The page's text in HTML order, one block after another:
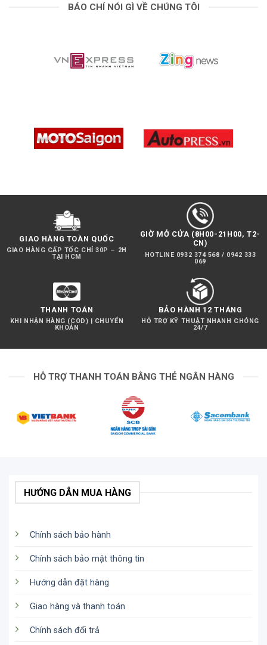
BÁO CHÍ NÓI GÌ VỀ CHÚNG TÔI
GIAO HÀNG TOÀN QUỐC
GIAO HÀNG CẤP TỐC CHỈ 30P – 2H
TẠI HCM
GIỜ MỞ CỬA (8H00-21H00, T2-
CN)
HOTLINE 0932 374 568 / 0942 333
069
THANH TOÁN
KHI NHẬN HÀNG (COD) | CHUYỂN
KHOẢN
BẢO HÀNH 12 THÁNG
HỖ TRỢ KỸ THUẬT NHANH CHÓNG
24/7
HỖ TRỢ THANH TOÁN BẰNG THẺ NGÂN HÀNG
HƯỚNG DẪN MUA HÀNG
Chính sách bảo hành
Chính sách bảo mật thông tin
Hướng dẫn đặt hàng
Giao hàng và thanh toán
Chính sách đổi trả